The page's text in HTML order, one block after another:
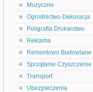
Muzyczne
Ogrodnictwo Dekoracja
Poligrafia Drukarstwo
Reklama
Remontowo Budowlane
Sprzątanie Czyszczenie
Transport
Ubezpieczenia